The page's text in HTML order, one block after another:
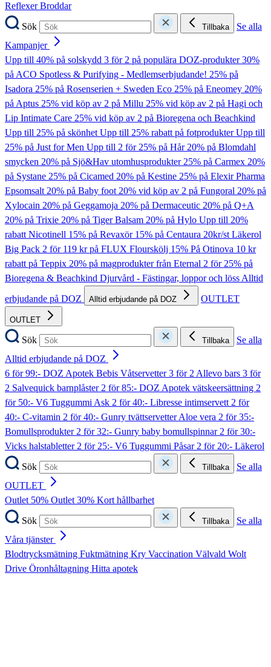
ReflexerBroddar
Sök
Tillbaka
Se alla
Kampanjer
Upp till 40% på solskydd 3 för 2 på populära DOZ-produkter30%
på ACO Spotless & Purifying - Medlemserbjudande! 25% på
Isadora 25% på Rosenserien + Sweden Eco 25% på Eneomey 20%
på Aptus 25% vid köp av 2 på Millu 25% vid köp av 2 på Hagi och
Lip Intimate Care 25% vid köp av 2 på Bioregena och Beachkind
Upp till 25% på skönhetUpp till 25% rabatt på fotprodukterUpp till
25% på Just for Men Upp till 2 för 25% på Hår20% på Blomdahl
smycken 20% på Sjö&Hav utomhusprodukter25% på Carmex 20%
på Systane 25% på Cicamed 20% på Kestine 25% på Elexir Pharma
Epsomsalt20% på Baby foot20% vid köp av 2 på Fungoral 20% på
Xylocain 20% på Geggamoja 20% på Dermaceutic 20% på Q+A
20% på Trixie 20% på Tiger Balsam 20% på Hylo Upp till 20%
rabatt Nicotinell 15% på Revaxör 15% på Centaura 20kr/st Läkerol
Big Pack 2 för 119 kr på FLUX Flourskölj 15% På Otinova 10 kr
rabatt på Teppix 20% på magprodukter från Eternal 2 för 25% på
Bioregena & Beachkind Djurvård - Fästingar, loppor och lössAlltid
erbjudande på DOZ
Alltid erbjudande på DOZ OUTLET
OUTLET
Sök Tillbaka
Se alla
Alltid erbjudande på DOZ
6 för 99:- DOZ Apotek Bebis Våtservetter3 för 2 Allevo bars 3 för
2 Salvequick barnplåster2 för 85:- DOZ Apotek vätskeersättning 2
för 50:- V6 Tuggummi Ask 2 för 40:- Libresse intimservett2 för
40:- C-vitamin 2 för 40:- Gunry tvättservetter Aloe vera 2 för 35:-
Bomullsprodukter2 för 32:- Gunry baby bomullspinnar2 för 30:-
Vicks halstabletter2 för 25:- V6 Tuggummi Påsar2 för 20:- Läkerol
Sök
Tillbaka
Se alla
OUTLET
Outlet 50% Outlet 30% Kort hållbarhet
Sök
Tillbaka
Se alla
Våra tjänster
Blodtrycksmätning Fuktmätning Kry Vaccination Välvald Wolt
Drive Öronhåltagning Hitta apotek